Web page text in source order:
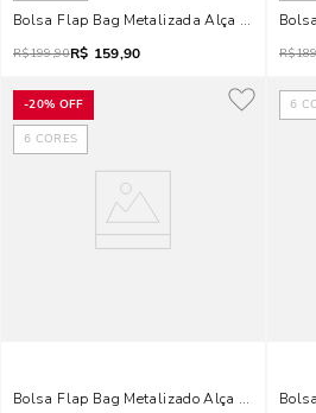
Bolsa Flap Bag Metalizada Alça Corrente
R$199,90R$ 159,90 R$
-20% OFF
6 CORES
Bolsa Flap Bag Metalizado Alça Corrente
6